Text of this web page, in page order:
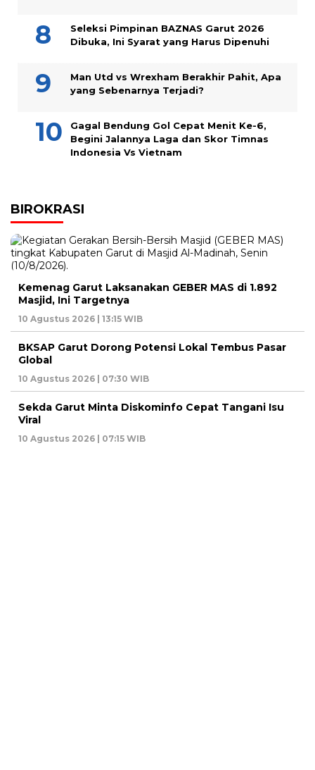
Seleksi Pimpinan BAZNAS Garut 2026
Dibuka, Ini Syarat yang Harus Dipenuhi
Man Utd vs Wrexham Berakhir Pahit, Apa
yang Sebenarnya Terjadi?
Gagal Bendung Gol Cepat Menit Ke-6,
Begini Jalannya Laga dan Skor Timnas
Indonesia Vs Vietnam
BIROKRASI
Kemenag Garut Laksanakan GEBER MAS di 1.892
Masjid, Ini Targetnya
10 Agustus 2026 | 13:15 WIB
BKSAP Garut Dorong Potensi Lokal Tembus Pasar
Global
10 Agustus 2026 | 07:30 WIB
Sekda Garut Minta Diskominfo Cepat Tangani Isu
Viral
10 Agustus 2026 | 07:15 WIB